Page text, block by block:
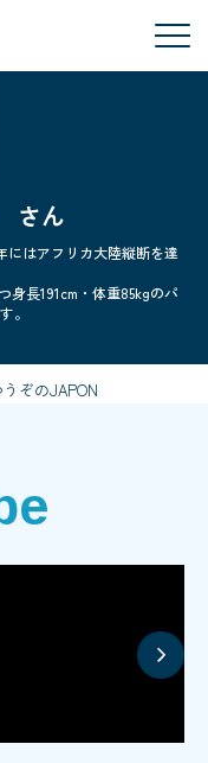
さん
にはアフリカ大陸縦断を達
身長191cm・体重85kgのパ
。
うぞのJAPON